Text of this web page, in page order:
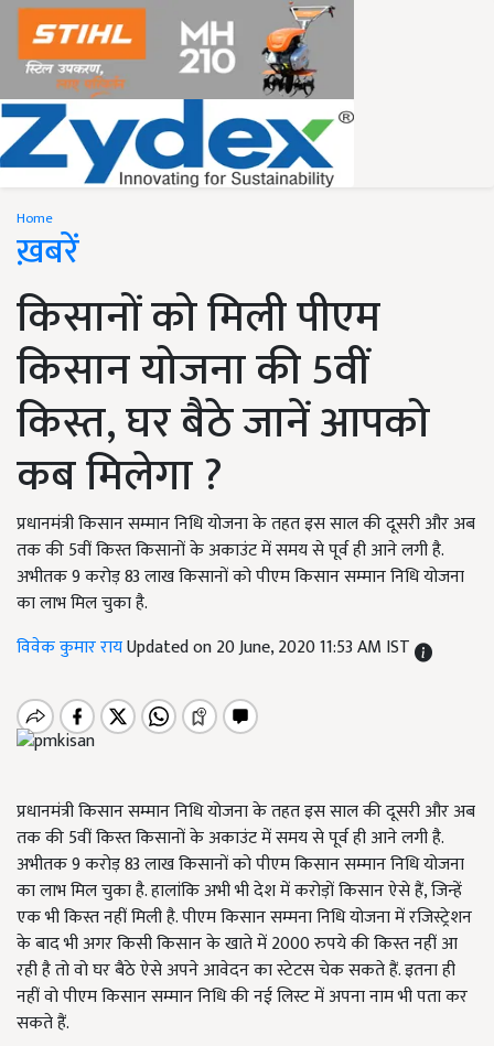
Home
ख़बरें
किसानों को मिली पीएम
किसान योजना की 5वीं
किस्त, घर बैठे जानें आपको
कब मिलेगा ?
प्रधानमंत्री किसान सम्मान निधि योजना के तहत इस साल की दूसरी और अब
तक की 5वीं किस्त किसानों के अकाउंट में समय से पूर्व ही आने लगी है.
अभीतक 9 करोड़ 83 लाख किसानों को पीएम किसान सम्मान निधि योजना
का लाभ मिल चुका है.
विवेक कुमार रायUpdated on 20 June, 2020 11:53 AM IST
प्रधानमंत्री किसान सम्मान निधि योजना के तहत इस साल की दूसरी और अब
तक की 5वीं किस्त किसानों के अकाउंट में समय से पूर्व ही आने लगी है.
अभीतक 9 करोड़ 83 लाख किसानों को पीएम किसान सम्मान निधि योजना
का लाभ मिल चुका है. हालांकि अभी भी देश में करोड़ों किसान ऐसे हैं, जिन्हें
एक भी किस्त नहीं मिली है. पीएम किसान सम्मना निधि योजना में रजिस्ट्रेशन
के बाद भी अगर किसी किसान के खाते में 2000 रुपये की किस्त नहीं आ
रही है तो वो घर बैठे ऐसे अपने आवेदन का स्टेटस चेक सकते हैं. इतना ही
नहीं वो पीएम किसान सम्मान निधि की नई लिस्ट में अपना नाम भी पता कर
सकते हैं.